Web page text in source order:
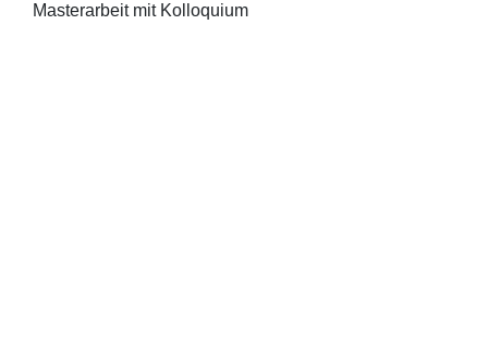
Masterarbeit mit Kolloquium